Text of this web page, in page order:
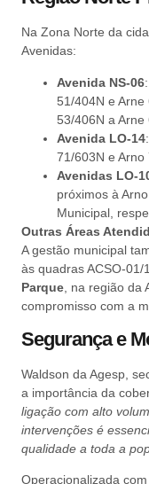
Na Zona Norte da
Avenidas:
Avenida NS-06
51/404N e Arne
53/406N a Arne
Avenida LO-14
71/603N e Arno
Avenidas LO-
próximos à
Municipal,
Outras Áreas
A gestão municipal
às quadras ACSO-01/
Parque , na região
compromisso com a
Segurança e
Waldson da Agesp,
a importância da
ligação com alto
intervenções é
qualidade a toda a
Operacionalizada